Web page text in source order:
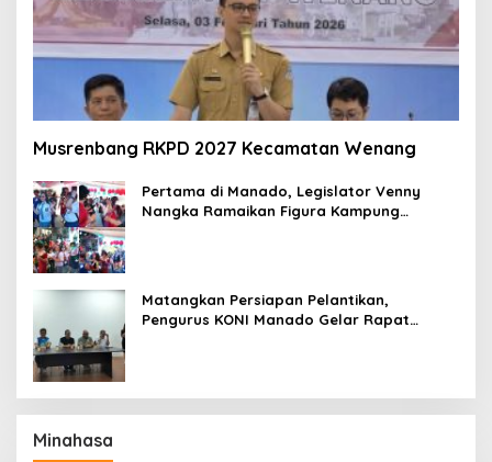
Musrenbang RKPD 2027 Kecamatan Wenang
Pertama di Manado, Legislator Venny
Nangka Ramaikan Figura Kampung
Matangkan Persiapan Pelantikan,
Pengurus KONI Manado Gelar Rapat
Minahasa